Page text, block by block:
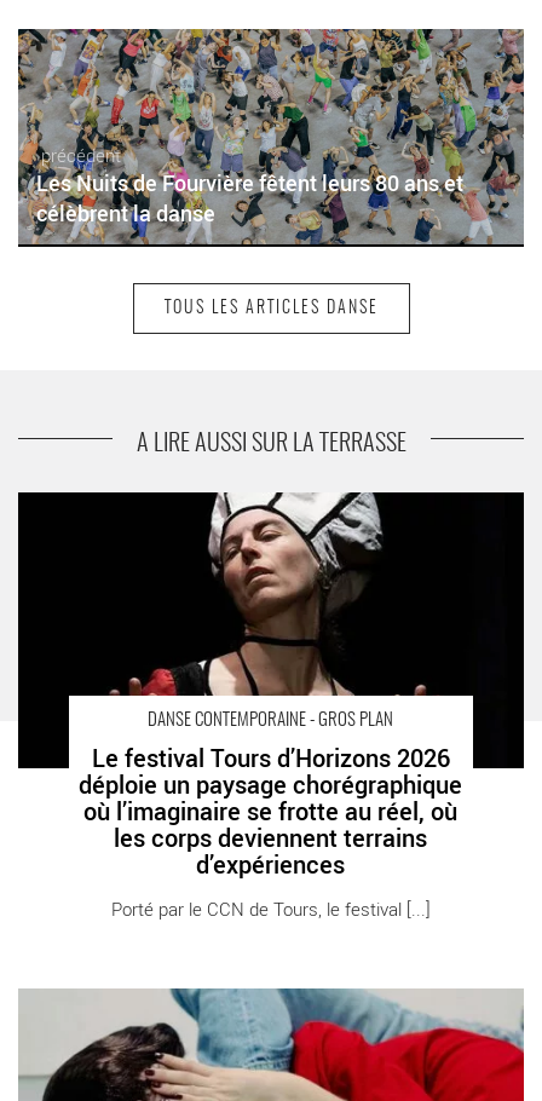
précédent
Les Nuits de Fourvière fêtent leurs 80 ans et
célèbrent la danse
solo créé en 2024
TOUS LES ARTICLES DANSE
A LIRE AUSSI SUR LA TERRASSE
DANSE CONTEMPORAINE - GROS PLAN
Le festival Tours d’Horizons 2026
déploie un paysage chorégraphique
où l’imaginaire se frotte au réel, où
les corps deviennent terrains
d’expériences
Porté par le CCN de Tours, le festival [...]
Le festival Tours d’Horizons 2026 déploie un paysage
chorégraphique où l’imaginaire se frotte au réel, où les corps
deviennent terrains d’expériences - Critique sortie Danse Tours
Festival Tours d’Horizons – CCN de Tours
Danse Elargie : la finale avec les derniers 20 candidats - Critique
sortie Danse Paris Théâtre de la Ville